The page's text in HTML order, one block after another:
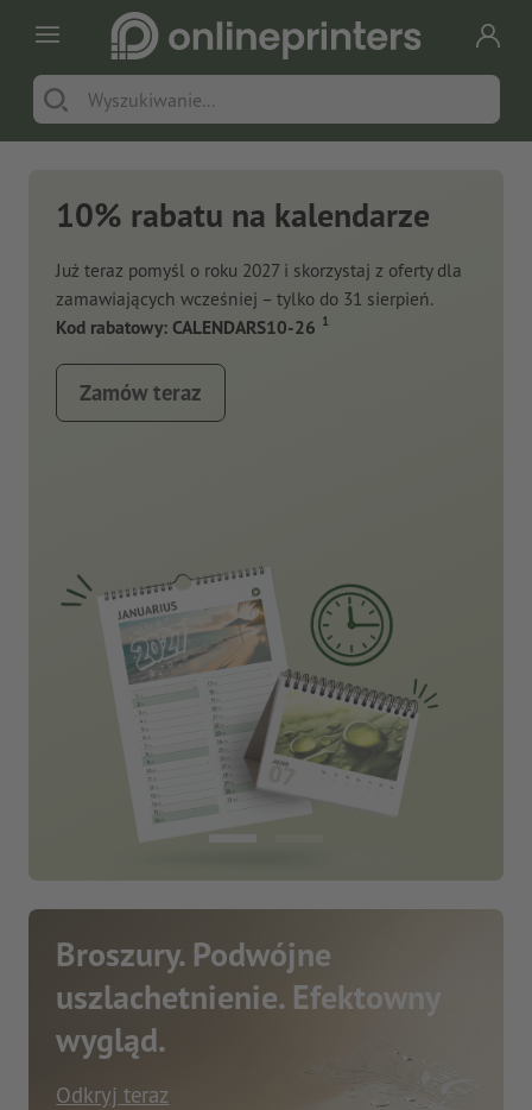
10% rabatu na kalendarze
Już teraz pomyśl o roku 2027 i skorzystaj z oferty dla
zamawiających wcześniej – tylko do 31 sierpień.
Kod rabatowy: CALENDARS10-26 1
Zamów teraz
Broszury. Podwójne
uszlachetnienie. Efektowny
wygląd.
Odkryj teraz